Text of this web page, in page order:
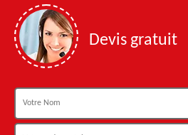
Devis gratuit